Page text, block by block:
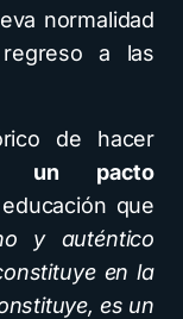
normalidad
a las
de hacer
un pacto
que
y auténtico
en la
es un